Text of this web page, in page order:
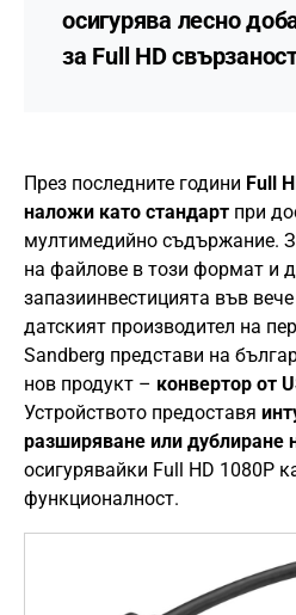
осигурява лесно
за Full HD
През последните години Full
наложи като стандарт при
мултимедийно съдържание.
на файлове в този формат и
запазиинвестицията във
датският производител на
Sandberg представи на
нов продукт – конвертор от
Устройството предоставя
разширяване или дублиране
осигурявайки Full HD 1080P
функционалност.